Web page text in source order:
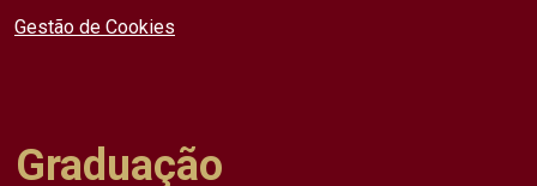
Gestão de Cookies
Graduação